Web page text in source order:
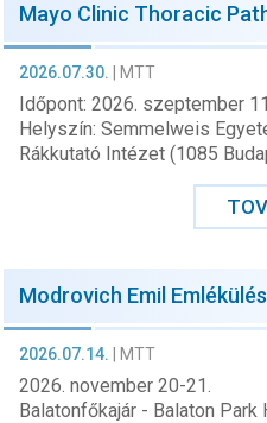
Mayo Clinic Thoracic
2026.07.30. MTT
Időpont: 2026. szeptember
Helyszín: Semmelweis
Rákkutató Intézet (1085
Modrovich Emil
2026.07.14. MTT
2026. november 20-21.
Balatonfőkajár - Balaton Park